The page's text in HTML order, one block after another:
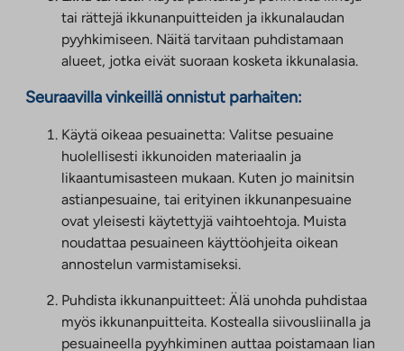
tai rättejä ikkunanpuitteiden ja ikkunalaudan
pyyhkimiseen. Näitä tarvitaan puhdistamaan
alueet, jotka eivät suoraan kosketa ikkunalasia.
Seuraavilla vinkeillä onnistut parhaiten:
Käytä oikeaa pesuainetta: Valitse pesuaine
huolellisesti ikkunoiden materiaalin ja
likaantumisasteen mukaan. Kuten jo mainitsin
astianpesuaine, tai erityinen ikkunanpesuaine
ovat yleisesti käytettyjä vaihtoehtoja. Muista
noudattaa pesuaineen käyttöohjeita oikean
annostelun varmistamiseksi.
Puhdista ikkunanpuitteet: Älä unohda puhdistaa
myös ikkunanpuitteita. Kostealla siivousliinalla ja
pesuaineella pyyhkiminen auttaa poistamaan lian